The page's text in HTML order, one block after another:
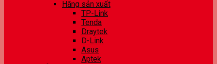
Hãng sản xuất
TP-Link
Tenda
Draytek
D-Link
Asus
Aptek